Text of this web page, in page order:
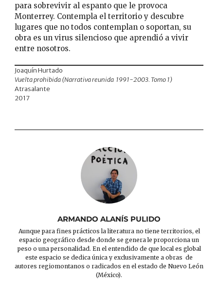
para sobrevivir al espanto que le provoca
Monterrey. Contempla el territorio y descubre
lugares que no todos contemplan o soportan, su
obra es un virus silencioso que aprendió a vivir
entre nosotros.
Joaquín Hurtado
Vuelta prohibida(Narrativa reunida 1991-2003. Tomo 1)
Atrasalante
2017
ARMANDO ALANÍS PULIDO
Aunque para fines prácticos la literatura no tiene territorios, el
espacio geográfico desde donde se genera le proporciona un
peso o una personalidad. En el entendido de que local es global
este espacio se dedica única y exclusivamente a obras de
autores regiomontanos o radicados en el estado de Nuevo León
(México).